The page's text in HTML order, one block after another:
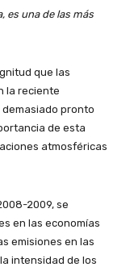
es una de las más
que las
la reciente
pronto
de esta
atmosféricas
2009, se
en las economías
emisiones en las
intensidad de los